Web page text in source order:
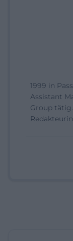
1999 in
Assistant
Group